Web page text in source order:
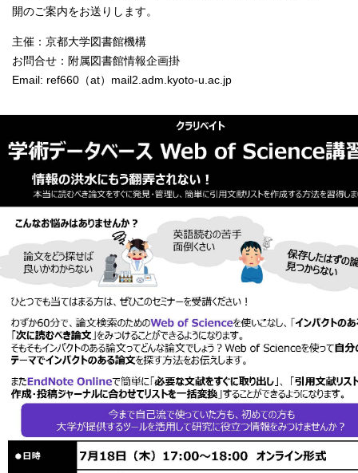
開のご案内をお送りします。
主催：京都大学図書館機構
お問合せ：附属図書館情報企画掛
Email: ref660（at）mail2.adm.kyoto-u.ac.jp